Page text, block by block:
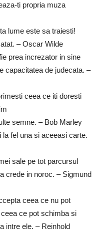
ti propria muza
lume este sa traiesti!
– Oscar Wilde
prea increzator in sine
capacitatea de judecata. –
ceea ce iti doresti
semne. – Bob Marley
fel una si aceeasi carte.
sale pe tot parcursul
crede in noroc. – Sigmund
ceea ce nu pot
ce pot schimba si
intre ele. – Reinhold